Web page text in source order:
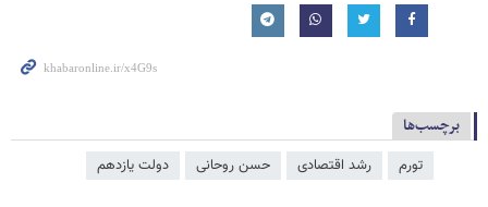
برچسب‌ها
تورم رشد اقتصادی حسن روحانی دولت یازدهم